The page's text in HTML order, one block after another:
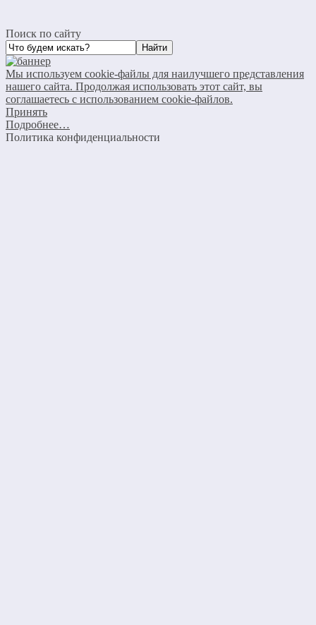
Поиск по сайту
Мы используем cookie-файлы для наилучшего представления
нашего сайта. Продолжая использовать этот сайт, вы
соглашаетесь с использованием cookie-файлов.
Принять
Подробнее…
Политика конфиденциальности